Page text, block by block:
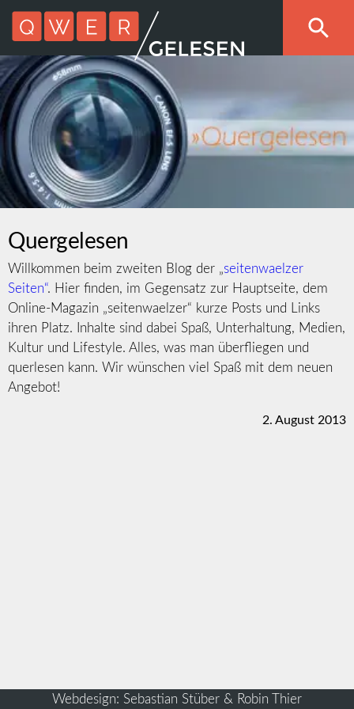
Quergelesen
Willkommen beim zweiten Blog der „seitenwaelzer
Seiten“. Hier finden, im Gegensatz zur Hauptseite, dem
Online-Magazin „seitenwaelzer“ kurze Posts und Links
ihren Platz. Inhalte sind dabei Spaß, Unterhaltung, Medien,
Kultur und Lifestyle. Alles, was man überfliegen und
querlesen kann. Wir wünschen viel Spaß mit dem neuen
Angebot!
2. August 2013
Webdesign: Sebastian Stüber & Robin Thier